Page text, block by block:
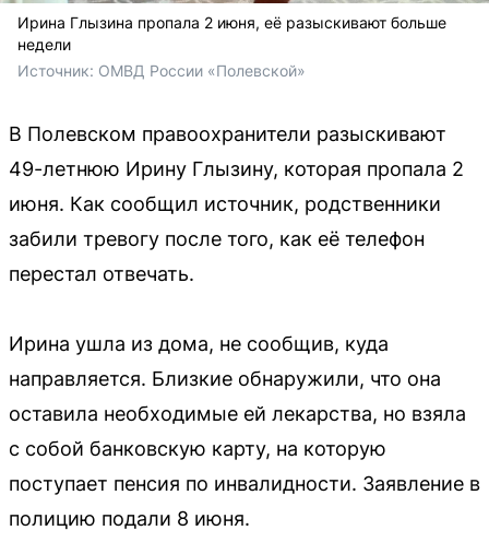
Ирина Глызина пропала 2 июня, её разыскивают больше
недели
Источник: ОМВД России «Полевской»
В Полевском правоохранители разыскивают
49-летнюю Ирину Глызину, которая пропала 2
июня. Как сообщил источник, родственники
забили тревогу после того, как её телефон
перестал отвечать.
Ирина ушла из дома, не сообщив, куда
направляется. Близкие обнаружили, что она
оставила необходимые ей лекарства, но взяла
с собой банковскую карту, на которую
поступает пенсия по инвалидности. Заявление в
полицию подали 8 июня.